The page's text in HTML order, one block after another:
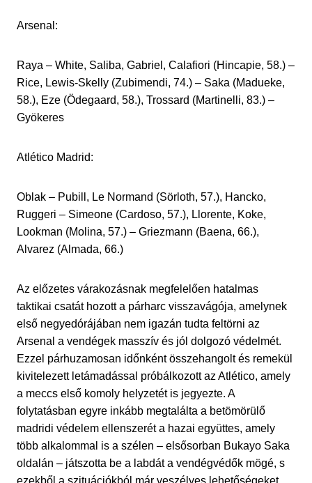
Arsenal:
Raya – White, Saliba, Gabriel, Calafiori (Hincapie, 58.) –
Rice, Lewis-Skelly (Zubimendi, 74.) – Saka (Madueke,
58.), Eze (Ödegaard, 58.), Trossard (Martinelli, 83.) –
Gyökeres
Atlético Madrid:
Oblak – Pubill, Le Normand (Sörloth, 57.), Hancko,
Ruggeri – Simeone (Cardoso, 57.), Llorente, Koke,
Lookman (Molina, 57.) – Griezmann (Baena, 66.),
Alvarez (Almada, 66.)
Az előzetes várakozásnak megfelelően hatalmas
taktikai csatát hozott a párharc visszavágója, amelynek
első negyedórájában nem igazán tudta feltörni az
Arsenal a vendégek masszív és jól dolgozó védelmét.
Ezzel párhuzamosan időnként összehangolt és remekül
kivitelezett letámadással próbálkozott az Atlético, amely
a meccs első komoly helyzetét is jegyezte. A
folytatásban egyre inkább megtalálta a betömörülő
madridi védelem ellenszerét a hazai együttes, amely
több alkalommal is a szélen – elsősorban Bukayo Saka
oldalán – játszotta be a labdát a vendégvédők mögé, s